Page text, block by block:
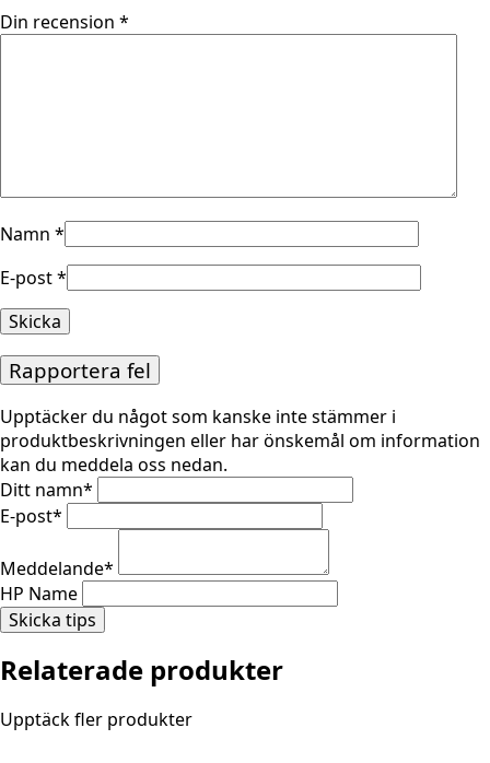
Din recension *
Namn *
E-post*
Rapportera fel
Upptäcker du något som kanske inte stämmer i
produktbeskrivningen eller har önskemål om information
kan du meddela oss nedan.
Ditt namn*
E-post*
Meddelande*
HP Name
Skicka tips
Relaterade produkter
Upptäck fler produkter